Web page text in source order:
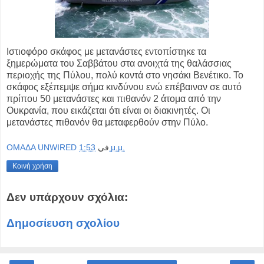
Ιστιοφόρο σκάφος με μετανάστες εντοπίστηκε τα
ξημερώματα του Σαββάτου στα ανοιχτά της θαλάσσιας
περιοχής της Πύλου, πολύ κοντά στο νησάκι Βενέτικο. Το
σκάφος εξέπεμψε σήμα κινδύνου ενώ επέβαιναν σε αυτό
πρίπου 50 μετανάστες και πιθανόν 2 άτομα από την
Ουκρανία, που εικάζεται ότι είναι οι διακινητές. Οι
μετανάστες πιθανόν θα μεταφερθούν στην Πύλο.
OMAΔΑ UNWIRED في 1:53 μ.μ.
Κοινή χρήση
Δεν υπάρχουν σχόλια:
Δημοσίευση σχολίου